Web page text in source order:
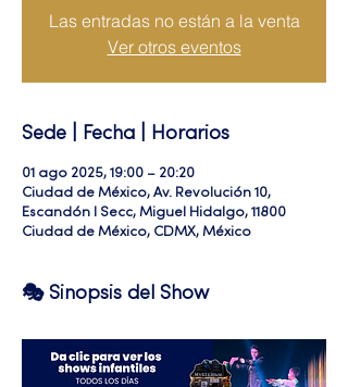
Las entradas no están a la venta
Ver otros eventos
Sede | Fecha | Horarios
01 ago 2025, 19:00 – 20:20
Ciudad de México, Av. Revolución 10,
Escandón I Secc, Miguel Hidalgo, 11800
Ciudad de México, CDMX, México
🎭 Sinopsis del Show